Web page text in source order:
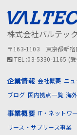
株式会社バルテック
〒163-1103 東京都新宿
TEL :03-5330-1165 (
企業情報 会社概要 ニュ
ブログ 国内拠点一覧 海
事業概要 IT・ネットワ
リース・サブリース事業